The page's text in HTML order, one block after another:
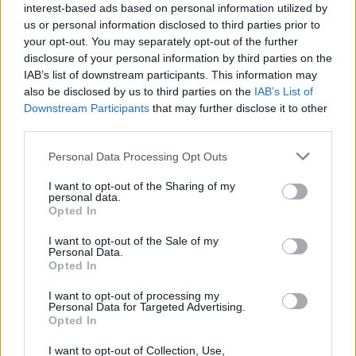
interest-based ads based on personal information utilized by
us or personal information disclosed to third parties prior to
your opt-out. You may separately opt-out of the further
disclosure of your personal information by third parties on the
IAB’s list of downstream participants. This information may
also be disclosed by us to third parties on the IAB’s List of
Downstream Participants that may further disclose it to other
Personal Data Processing Opt Outs
I want to opt-out of the Sharing of my
personal data.
Opted In
I want to opt-out of the Sale of my
Personal Data.
Opted In
I want to opt-out of processing my
Personal Data for Targeted Advertising.
Opted In
I want to opt-out of Collection, Use,